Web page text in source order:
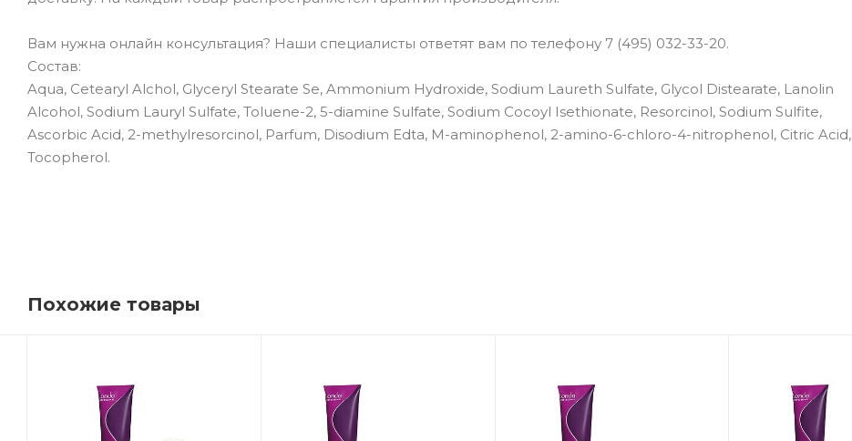
Вам нужна онлайн консультация? Наши специалисты ответят вам по телефону 7 (495) 032-33-20.
Состав:
Aqua, Cetearyl Alchol, Glyceryl Stearate Se, Ammonium Hydroxide, Sodium Laureth Sulfate, Glycol Distearate, Lanolin
Alcohol, Sodium Lauryl Sulfate, Toluene-2, 5-diamine Sulfate, Sodium Cocoyl Isethionate, Resorcinol, Sodium Sulfite,
Ascorbic Acid, 2-methylresorcinol, Parfum, Disodium Edta, M-aminophenol, 2-amino-6-chloro-4-nitrophenol, Citric Acid,
Tocopherol.
Похожие товары